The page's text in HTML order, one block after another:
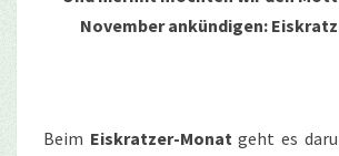
November ankündigen:
Beim Eiskratzer-Monatgeht es